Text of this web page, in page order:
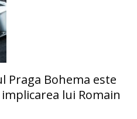
Praga Bohema este
lui Romain